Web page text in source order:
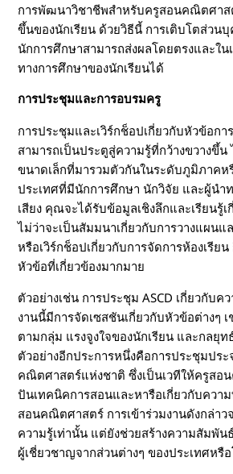
การพัฒนาวิชาชีพสำหรับครูสอนคณิตศาส
ขึ้นของนักเรียน ด้วยวิธีนี้ การเติบโตส่วน
นักการศึกษาสามารถส่งผลโดยตรงและใน
ทางการศึกษาของนักเรียนได้
การประชุมและการอบรมครู
การประชุมและเวิร์กช็อปเกี่ยวกับหัวข้อก
สามารถเป็นประตูสู่ความรู้ที่กว้างขวางขึ้น
ขนาดเล็กที่มารวมตัวกันในระดับภูมิภาคห
ประเทศที่มีนักการศึกษา นักวิจัย และผู้นำ
เสียง คุณจะได้รับข้อมูลเชิงลึกและเรียนรู้
ไม่ว่าจะเป็นสัมมนาเกี่ยวกับการวางแผน
หรือเวิร์กช็อปเกี่ยวกับการจัดการห้องเรีย
หัวข้อที่เกี่ยวข้องมากมาย
ตัวอย่างเช่น การประชุม ASCD เกี่ยวกับค
งานนี้มีการจัดเซสชันเกี่ยวกับหัวข้อต่างๆ
ตามกลุ่ม แรงจูงใจของนักเรียน และกลยุท
ตัวอย่างอีกประการหนึ่งคือการประชุมปร
คณิตศาสตร์แห่งชาติ ซึ่งเป็นเวทีให้ครูส
ปันเทคนิคการสอนและหารือเกี่ยวกับควา
สอนคณิตศาสตร์ การเข้าร่วมงานดังกล่าว
ความรู้เท่านั้น แต่ยังช่วยสร้างความสัมพัน
ผู้เชี่ยวชาญจากส่วนต่างๆ ของประเทศหรื